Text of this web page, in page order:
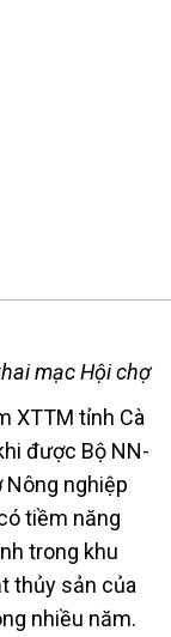
mạc Hội chợ
XTTM tỉnh Cà
được Bộ NN-
nghiệp
tiềm năng
trong khu
thủy sản của
nhiều năm.